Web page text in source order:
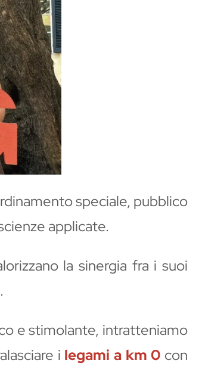
speciale, pubblico
applicate.
la sinergia fra i suoi
e stimolante, intratteniamo
i legami a km 0 con